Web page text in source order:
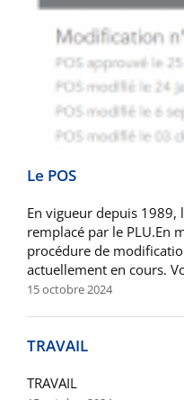
Le POS
En vigueur depuis 1989,
remplacé par le PLU.En
procédure de
actuellement en cours.
15 octobre 2024
TRAVAIL
TRAVAIL